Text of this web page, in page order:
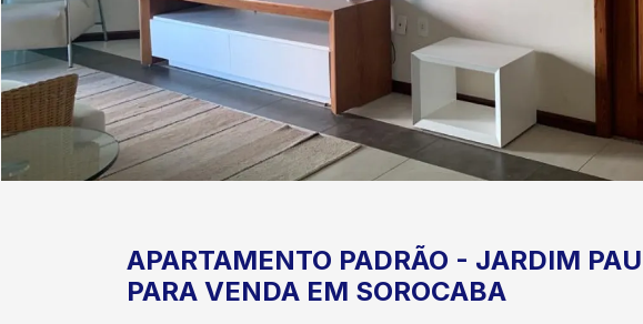
APARTAMENTO PADRÃO - JARDIM
PARA VENDA EM SOROCABA